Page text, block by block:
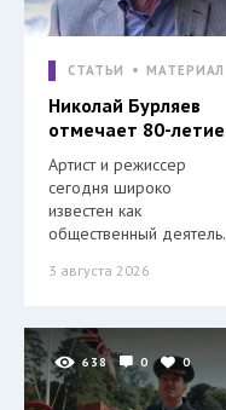
СТАТЬИ МАТЕРИАЛ
Николай Бурляев
отмечает 80-летие
Артист и режиссер
сегодня широко
известен как
общественный деятель.
3 августа 2026
638 0 0